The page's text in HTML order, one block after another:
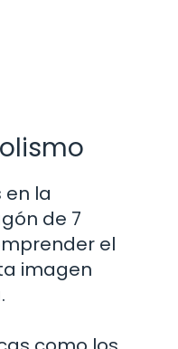
en la
de 7
el
imagen